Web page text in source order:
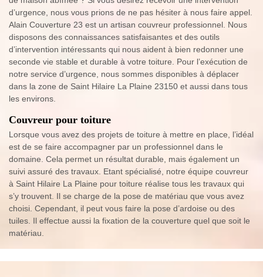
d’urgence, nous vous prions de ne pas hésiter à nous faire appel.
Alain Couverture 23 est un artisan couvreur professionnel. Nous
disposons des connaissances satisfaisantes et des outils
d’intervention intéressants qui nous aident à bien redonner une
seconde vie stable et durable à votre toiture. Pour l’exécution de
notre service d’urgence, nous sommes disponibles à déplacer
dans la zone de Saint Hilaire La Plaine 23150 et aussi dans tous
les environs.
Couvreur pour toiture
Lorsque vous avez des projets de toiture à mettre en place, l’idéal
est de se faire accompagner par un professionnel dans le
domaine. Cela permet un résultat durable, mais également un
suivi assuré des travaux. Etant spécialisé, notre équipe couvreur
à Saint Hilaire La Plaine pour toiture réalise tous les travaux qui
s’y trouvent. Il se charge de la pose de matériau que vous avez
choisi. Cependant, il peut vous faire la pose d’ardoise ou des
tuiles. Il effectue aussi la fixation de la couverture quel que soit le
matériau.